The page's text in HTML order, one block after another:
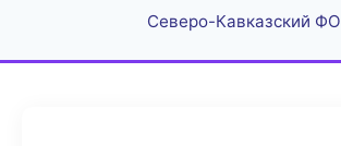
Северо-Кавказский ФО